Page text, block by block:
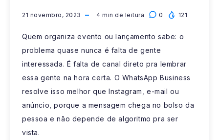
21 novembro, 2023 4 min de leitura 0 121
Quem organiza evento ou lançamento sabe: o
problema quase nunca é falta de gente
interessada. É falta de canal direto pra lembrar
essa gente na hora certa. O WhatsApp Business
resolve isso melhor que Instagram, e-mail ou
anúncio, porque a mensagem chega no bolso da
pessoa e não depende de algoritmo pra ser
vista.